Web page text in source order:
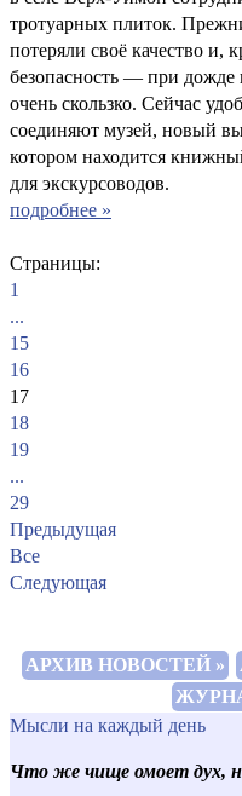
тротуарных плиток.
потеряли своё качество и,
безопасность — при
очень скользко. Сейчас
соединяют музей, новый
котором находится
для экскурсоводов.
подробнее »
Страницы:
1
...
15
16
17
18
19
...
29
Предыдущая
Все
Следующая
АРХИВ НОВОСТЕЙ »
Мысли на каждый день
Что же чище омоет дух,